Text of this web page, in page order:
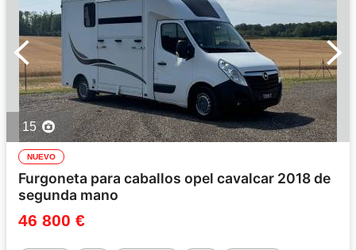
15
NUEVO
Furgoneta para caballos opel cavalcar 2018 de
segunda mano
46 800 €